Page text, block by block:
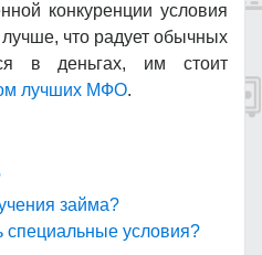
конкуренции условия
что радует обычных
в деньгах, им стоит
лучших МФО.
займа?
специальные условия?